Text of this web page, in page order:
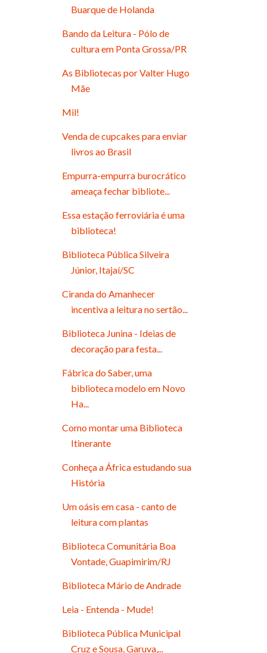
Buarque de Holanda
Bando da Leitura - Pólo de
cultura em Ponta Grossa/PR
As Bibliotecas por Valter Hugo
Mãe
Mil!
Venda de cupcakes para enviar
livros ao Brasil
Empurra-empurra burocrático
ameaça fechar bibliote...
Essa estação ferroviária é uma
biblioteca!
Biblioteca Pública Silveira
Júnior, Itajaí/SC
Ciranda do Amanhecer
incentiva a leitura no sertão...
Biblioteca Junina - Ideias de
decoração para festa...
Fábrica do Saber, uma
biblioteca modelo em Novo
Ha...
Como montar uma Biblioteca
Itinerante
Conheça a África estudando sua
História
Um oásis em casa - canto de
leitura com plantas
Biblioteca Comunitária Boa
Vontade, Guapimirim/RJ
Biblioteca Mário de Andrade
Leia - Entenda - Mude!
Biblioteca Pública Municipal
Cruz e Sousa, Garuva,...